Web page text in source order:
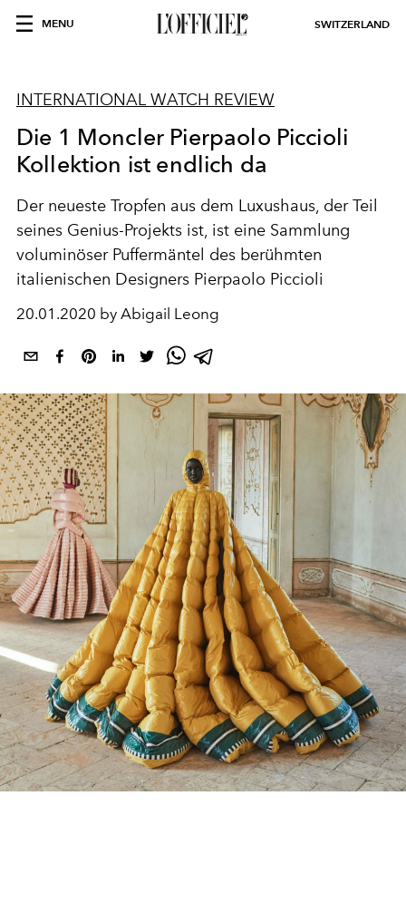
MENU SWITZERLAND
INTERNATIONAL WATCH REVIEW
Die 1 Moncler Pierpaolo Piccioli
Kollektion ist endlich da
Der neueste Tropfen aus dem Luxushaus, der Teil
seines Genius-Projekts ist, ist eine Sammlung
voluminöser Puffermäntel des berühmten
italienischen Designers Pierpaolo Piccioli
20.01.2020 by Abigail Leong